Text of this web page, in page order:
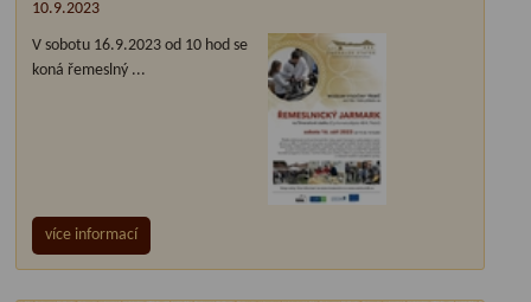
10.9.2023
V sobotu 16.9.2023 od 10 hod se
koná řemeslný ...
více informací